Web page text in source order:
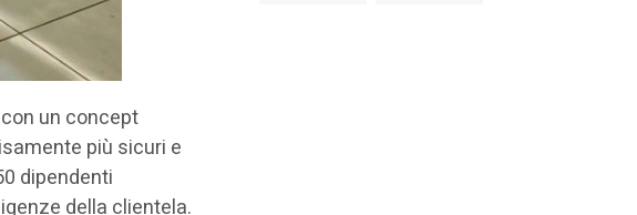
un concept
più sicuri e
dipendenti
della clientela.